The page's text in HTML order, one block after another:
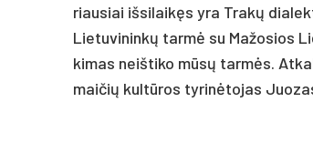
riau­siai iš­si­laikęs yra Trakų
Lie­tu­vi­ninkų tarmė su Ma­žo­sios
ki­mas neiš­ti­ko mūsų tarmės.
mai­čių kultū­ros ty­rinė­to­jas